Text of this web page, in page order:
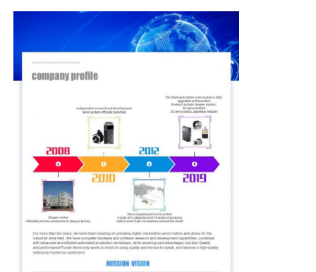
Demande de soumission
Contrôleur logique programmable
Contrôleur PLC
Dispositif de démarrage en douceur
Moteur des articulations du robot